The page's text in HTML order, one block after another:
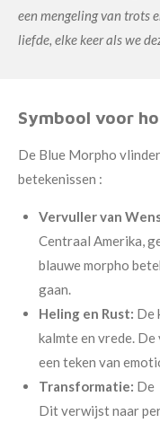
een mengeling van trots
liefde, elke keer als we
Symbool voor
De Blue Morpho
betekenissen :
Vervuller van
Centraal Amerika,
blauwe morpho
gaan.
Heling en Rust: De
kalmte en vrede.
een teken van
Transformatie: De
Dit verwijst naar